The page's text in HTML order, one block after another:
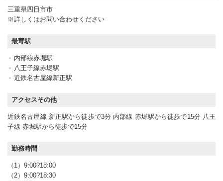
三重県四日市市
※詳しくはお問い合わせください
最寄駅
内部線赤堀駅
八王子線赤堀駅
近鉄名古屋線新正駅
アクセスその他
近鉄名古屋線 新正駅から徒歩で3分 内部線 赤堀駅から徒歩で15分 八王
子線 赤堀駅から徒歩で15分
勤務時間
（1）9:00?18:00
（2）9:00?18:30